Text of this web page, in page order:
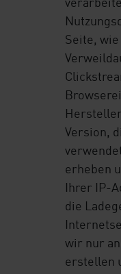
Seite,
Version,
erheben
Ihrer IP-
die
wir nur
erstellen